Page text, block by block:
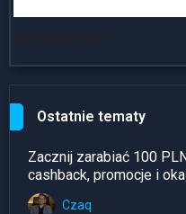
Ostatnie tematy
Zacznij zarabiać 100
cashback, promocje i
Czaq